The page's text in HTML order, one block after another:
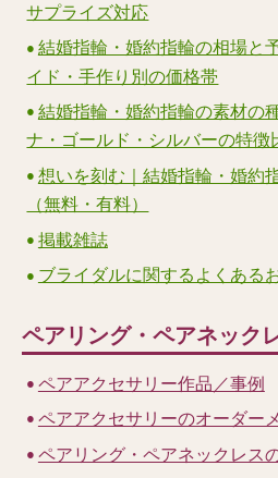
サプライズ対応
結婚指輪・婚約指輪の相場と
イド・手作り別の価格帯
結婚指輪・婚約指輪の素材の
ナ・ゴールド・シルバーの特徴
想いを刻む｜結婚指輪・婚約
（無料・有料）
掲載雑誌
ブライダルに関するよくある
ペアリング・ペアネック
ペアアクセサリー作品／事例
ペアアクセサリーのオーダー
ペアリング・ペアネックレス